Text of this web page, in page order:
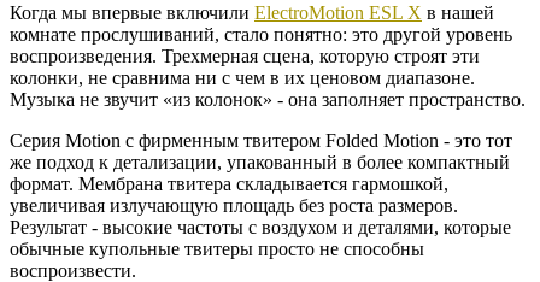
Когда мы впервые включили ElectroMotion ESL X в нашей
комнате прослушиваний, стало понятно: это другой уровень
воспроизведения. Трехмерная сцена, которую строят эти
колонки, не сравнима ни с чем в их ценовом диапазоне.
Музыка не звучит «из колонок» - она заполняет пространство.
Серия Motion с фирменным твитером Folded Motion - это тот
же подход к детализации, упакованный в более компактный
формат. Мембрана твитера складывается гармошкой,
увеличивая излучающую площадь без роста размеров.
Результат - высокие частоты с воздухом и деталями, которые
обычные купольные твитеры просто не способны
воспроизвести.